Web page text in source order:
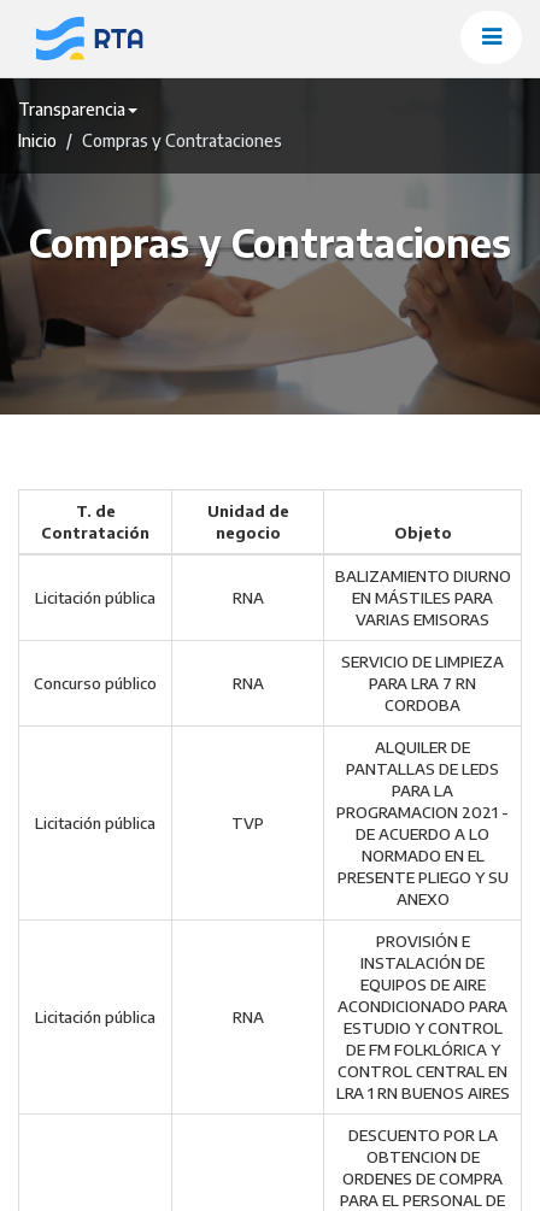
contenido
Transparencia
Inicio
Compras y Contrataciones
Compras y Contrataciones
T. de
Contratación
Unidad de
negocio
Objeto
Licitación pública RNA
BALIZAMIENTO DIURNO
EN MÁSTILES PARA
VARIAS EMISORAS
Concurso público RNA
SERVICIO DE LIMPIEZA
PARA LRA 7 RN
CORDOBA
Licitación pública TVP
ALQUILER DE
PANTALLAS DE LEDS
PARA LA
PROGRAMACION 2021 -
DE ACUERDO A LO
NORMADO EN EL
PRESENTE PLIEGO Y SU
ANEXO
Licitación pública RNA
PROVISIÓN E
INSTALACIÓN DE
EQUIPOS DE AIRE
ACONDICIONADO PARA
ESTUDIO Y CONTROL
DE FM FOLKLÓRICA Y
CONTROL CENTRAL EN
LRA 1 RN BUENOS AIRES
DESCUENTO POR LA
OBTENCION DE
ORDENES DE COMPRA
PARA EL PERSONAL DE